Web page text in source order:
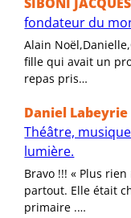
fondateur du
Alain
fille qui avait un
repas pris…
Daniel Labeyrie
Théâtre,
lumière.
Bravo !!! « Plus
partout. Elle était
primaire .…